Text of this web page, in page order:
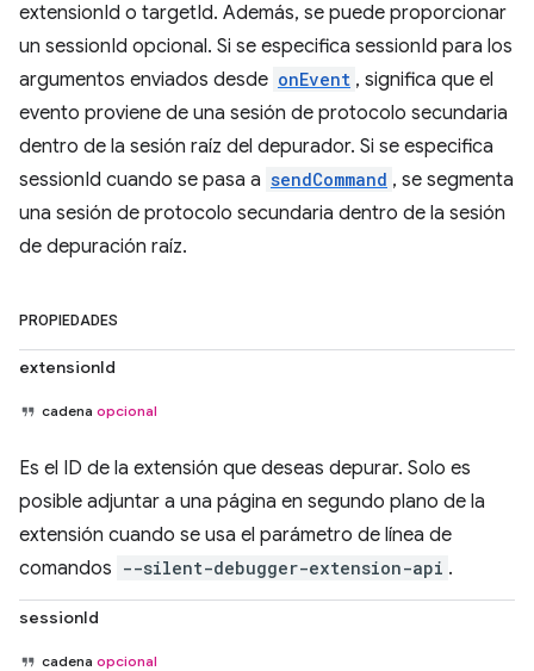
extensionId o targetId. Además, se puede proporcionar
un sessionId opcional. Si se especifica sessionId para los
argumentos enviados desde onEvent , significa que el
evento proviene de una sesión de protocolo secundaria
dentro de la sesión raíz del depurador. Si se especifica
sessionId cuando se pasa a sendCommand , se segmenta
una sesión de protocolo secundaria dentro de la sesión
de depuración raíz.
PROPIEDADES
extensionId
cadena opcional
Es el ID de la extensión que deseas depurar. Solo es
posible adjuntar a una página en segundo plano de la
extensión cuando se usa el parámetro de línea de
comandos --silent-debugger-extension-api .
sessionId
cadena opcional